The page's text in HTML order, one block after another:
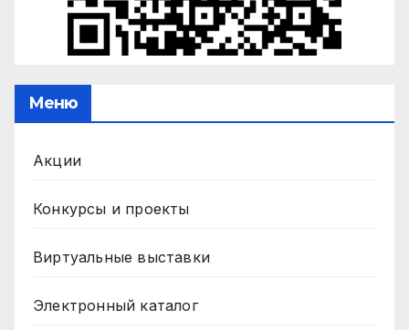
Меню
Акции
Конкурсы и проекты
Виртуальные выставки
Электронный каталог